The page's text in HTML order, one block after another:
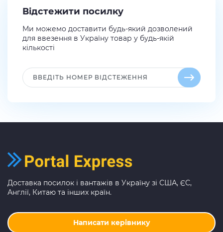
Відстежити посилку
Ми можемо доставити будь-який дозволений
для ввезення в Україну товар у будь-якій
кількості
Доставка посилок і вантажів в Україну зі США, ЄС,
Англії, Китаю та інших країн.
Написати керівнику